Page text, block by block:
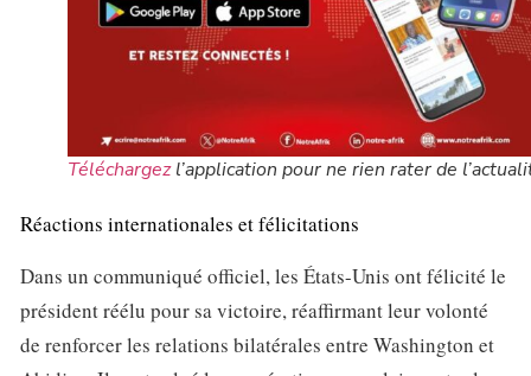
Téléchargezl’application pour ne rien rater de
Réactions internationales et félicitations
Dans un communiqué officiel, les États-Unis ont félicité le
président réélu pour sa victoire, réaffirmant leur volonté
de renforcer les relations bilatérales entre Washington et